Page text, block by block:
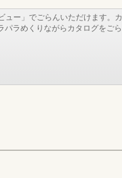
ュー」でごらんいただけます。カ
パラめくりながらカタログをごら